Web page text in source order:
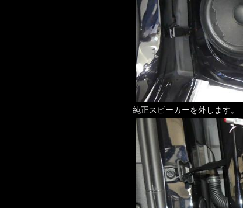
純正スピーカーを外します。